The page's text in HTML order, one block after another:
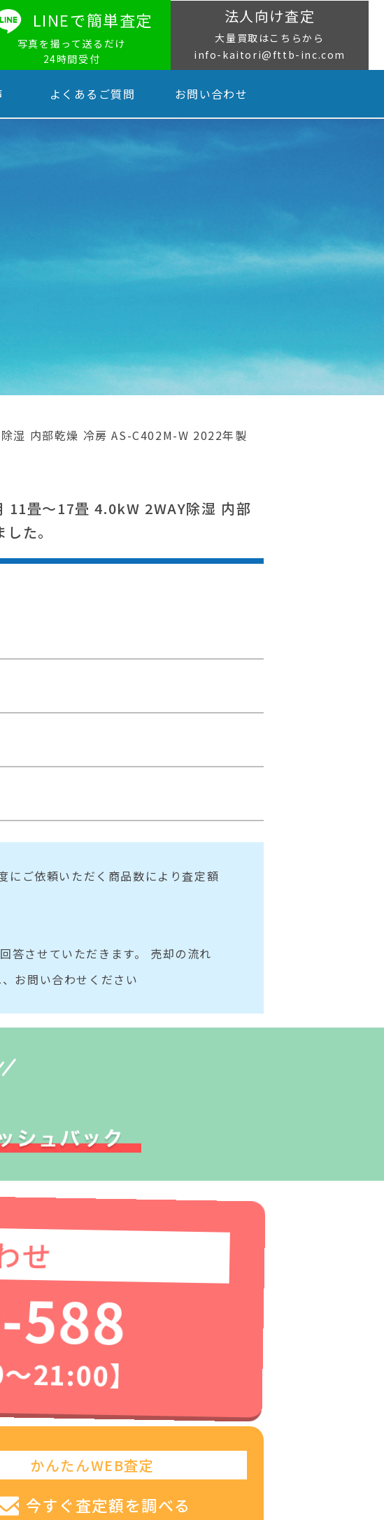
LINEで簡単査定
写真を撮って送るだけ
24時間受付
法人向け査定
大量買取はこちらから
info-kaitori@fttb-inc.com
よくあるご質問 お問い合わせ
湿 内部乾燥 冷房 AS-C402M-W 2022年製
11畳～17畳 4.0kW 2WAY除湿 内部
た。
にご依頼いただく商品数により査定額
答させていただきます。 売却の流れ
お問い合わせください
せ
588
21:00】
かんたんWEB査定
今すぐ査定額を調べる